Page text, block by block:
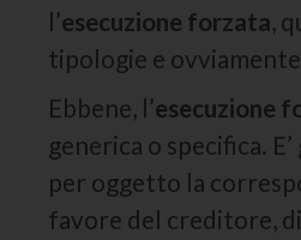
l’esecuzione forzata,
tipologie e
Ebbene, l’esecuzione
generica o specifica. E’
per oggetto la
favore del creditore,